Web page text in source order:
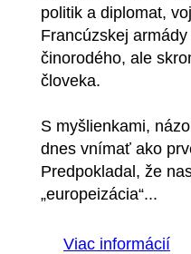
politik a diplomat,
Francúzskej
činorodého, ale
človeka.
S myšlienkami,
dnes vnímať ako
Predpokladal, že
„europeizácia“...
Viac informácií